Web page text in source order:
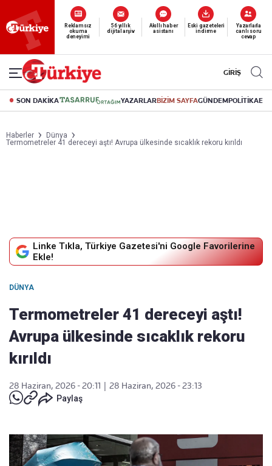
Reklamsız
okuma
deneyimi
56 yıllık
dijital arşiv
Akıllı haber
asistanı
Eski gazeteleri
indirme
Yazarlarla
canlı soru
cevap
GİRİŞ
SON DAKİKA YAZARLARBİZİM SAYFAGÜNDEMPOLİTİKA
Haberler
Dünya
Termometreler 41 dereceyi aştı! Avrupa ülkesinde sıcaklık rekoru kırıldı
Linke Tıkla, Türkiye Gazetesi'ni Google Favorilerine
Ekle!
DÜNYA
Termometreler 41 dereceyi aştı!
Avrupa ülkesinde sıcaklık rekoru
kırıldı
28 Haziran, 2026 - 20:11
28 Haziran, 2026 - 23:13
Paylaş